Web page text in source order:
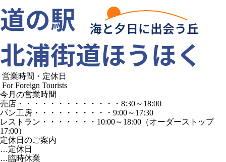
営業時間・定休日
For Foreign Tourists
今月の営業時間
売店 ・・・・・・・・・・・・・ 8:30～18:00
パン工房 ・・・・・・・・・・ 9:00～17:30
レストラン ・・・・・・・ 10:00～18:00 （オーダーストップ
17:00）
定休日のご案内
…定休日
…臨時休業